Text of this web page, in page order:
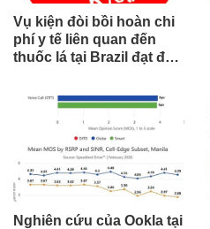
Vụ kiện đòi bồi hoàn chi
phí y tế liên quan đến
thuốc lá tại Brazil đạt đến
tòa án chuẩn bị ra phán
Nghiên cứu của Ookla tại